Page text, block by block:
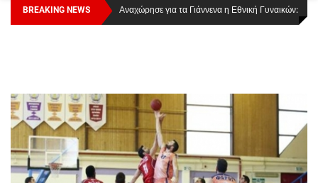
BREAKING NEWS
Οι Πάνθηρες Καβάλας στην Women Basketball
League 1
Αναχώρησε για τα Γιάννενα η Εθνική Γυναικών: